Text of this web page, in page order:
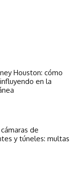
Houston: cómo
en la
de
y túneles: multas